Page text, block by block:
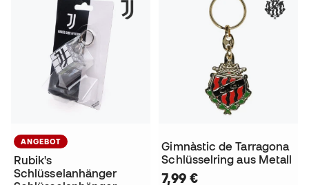
ANGEBOT
Rubik's
Schlüsselanhänger
Gimnàstic de Tarragona
Schlüsselring aus Metall
7,99 €